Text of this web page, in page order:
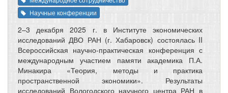
Научные конференции
2–3 декабря 2025 г. в Институте экономических
исследований ДВО РАН (г. Хабаровск) состоялась II
Всероссийская научно-практическая конференция с
международным участием памяти академика П.А.
Минакира «Теория, методы и практика
пространственной экономики». Результаты
исследований Вологодского научного центра РАН в